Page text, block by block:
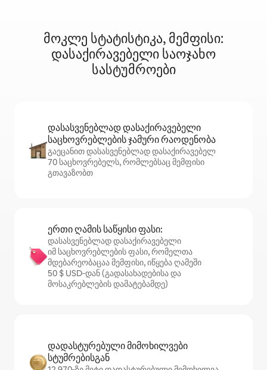
მოკლე სტატისტიკა, მემფისი:
დასაქირავებელი საოჯახო
სასტუმროები
დასასვენებლად დასაქირავებელი
საცხოვრებლების ჯამური რაოდენობა
გაეცანით დასასვენებლად დასაქირავებელ
70 საცხოვრებელს, რომლებსაც მემფისი
გთავაზობთ
ერთი ღამის საწყისი ფასი:
დასასვენებლად დასაქირავებელი
იმ საცხოვრებლების ფასი, რომელთა
მდებარეობაცაა მემფისი, იწყება ღამეში
50 $ USD‑დან (გადასახადებისა და
მოსაკრებლების დამატებამდე)
დადასტურებული მიმოხილვები
სტუმრებისგან